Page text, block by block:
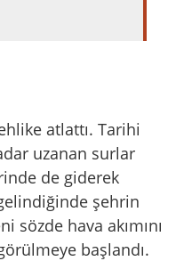
atlattı. Tarihi
uzanan surlar
de giderek
şehrin
sözde hava akımını
başlandı.